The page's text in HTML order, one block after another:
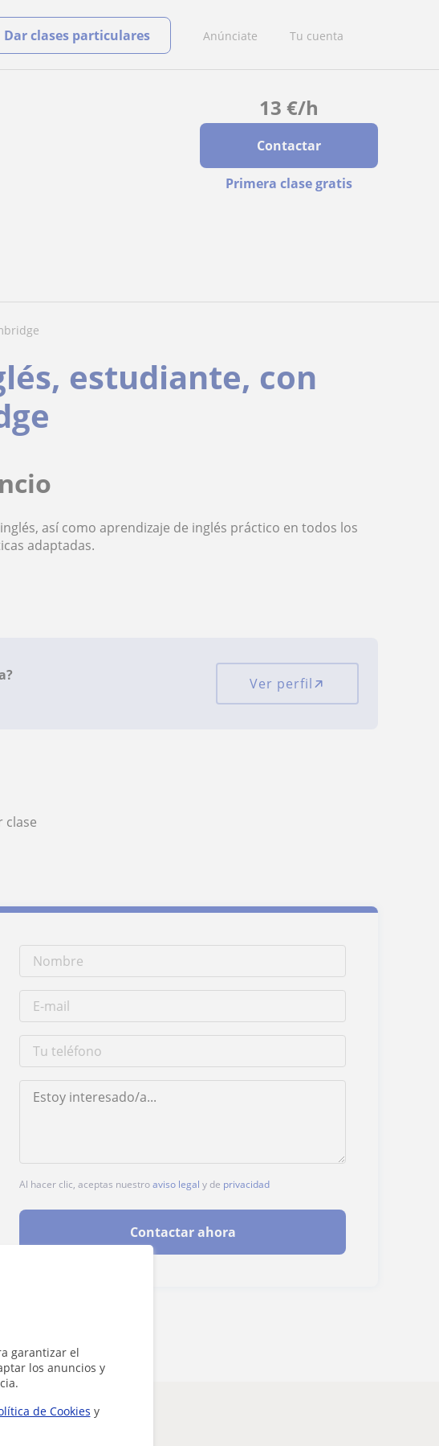
garantizar el
los anuncios y
de Cookies y
Anúnciate Tu cuenta
Dar clases particulares
13 €/h
Contactar
Primera clase gratis
estudiante, con
así como aprendizaje de inglés práctico en todos los
adaptadas.
Ver perfil
clase
Al hacer clic, aceptas nuestroaviso legal y de privacidad
Contactar ahora